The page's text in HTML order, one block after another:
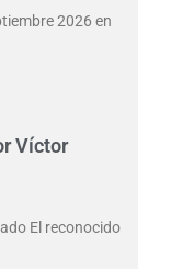
2026 en
Víctor
El reconocido